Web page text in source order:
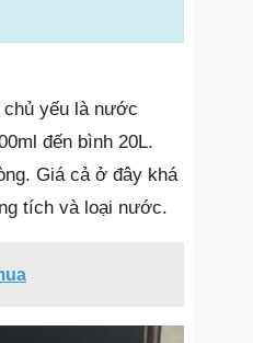
chủ yếu là nước
đến bình 20L.
Giá cả ở đây khá
tích và loại nước.